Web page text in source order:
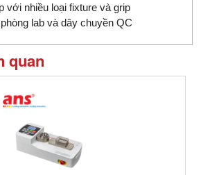
với nhiều loại fixture và grip
lab và dây chuyền QC
quan